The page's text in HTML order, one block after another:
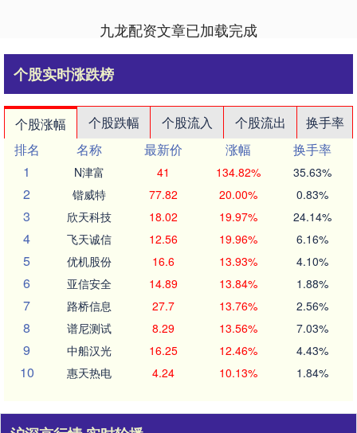
九龙配资文章已加载完成
个股实时涨跌榜
个股涨幅 个股跌幅 个股流入 个股流出
换手率
排名
名称 最新价 涨幅
换手率
1
N津富 41 134.82% 35.63%
2 锴威特 77.82 20.00% 0.83%
3 欣天科技 18.02 19.97% 24.14%
4 飞天诚信 12.56 19.96% 6.16%
5 优机股份 16.6 13.93% 4.10%
6 亚信安全 14.89 13.84% 1.88%
7 路桥信息 27.7 13.76% 2.56%
8 谱尼测试 8.29 13.56% 7.03%
9 中船汉光 16.25 12.46% 4.43%
10 惠天热电 4.24 10.13% 1.84%